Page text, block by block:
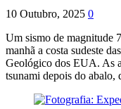
10 Outubro, 2025 0
Um sismo de magnitude
manhã a costa sudeste
Geológico dos EUA. As
tsunami depois do abalo,